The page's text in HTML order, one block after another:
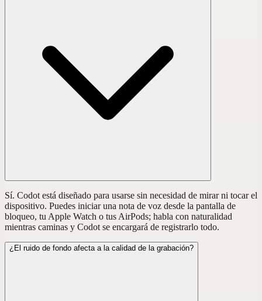
Sí. Codot está diseñado para usarse sin necesidad de mirar ni tocar el
dispositivo. Puedes iniciar una nota de voz desde la pantalla de
bloqueo, tu Apple Watch o tus AirPods; habla con naturalidad
mientras caminas y Codot se encargará de registrarlo todo.
¿El ruido de fondo afecta a la calidad de la grabación?